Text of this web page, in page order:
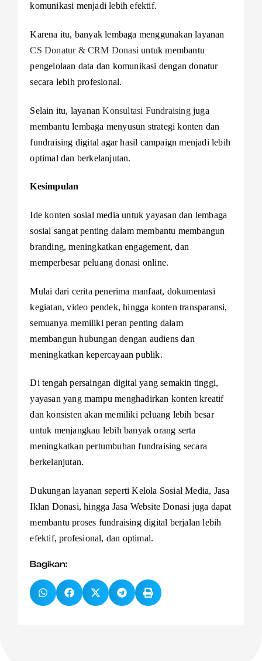
komunikasi menjadi lebih efektif.
Karena itu, banyak lembaga menggunakan layanan
CS Donatur & CRM Donasi untuk membantu
pengelolaan data dan komunikasi dengan donatur
secara lebih profesional.
Selain itu, layananKonsultasi Fundraisingjuga
membantu lembaga menyusun strategi konten dan
fundraising digital agar hasil campaign menjadi lebih
optimal dan berkelanjutan.
Kesimpulan
Ide konten sosial media untuk yayasan dan lembaga
sosial sangat penting dalam membantu membangun
branding, meningkatkan engagement, dan
memperbesar peluang donasi online.
Mulai dari cerita penerima manfaat, dokumentasi
kegiatan, video pendek, hingga konten transparansi,
semuanya memiliki peran penting dalam
membangun hubungan dengan audiens dan
meningkatkan kepercayaan publik.
Di tengah persaingan digital yang semakin tinggi,
yayasan yang mampu menghadirkan konten kreatif
dan konsisten akan memiliki peluang lebih besar
untuk menjangkau lebih banyak orang serta
meningkatkan pertumbuhan fundraising secara
berkelanjutan.
Dukungan layanan seperti Kelola Sosial Media, Jasa
Iklan Donasi, hingga Jasa Website Donasi juga dapat
membantu proses fundraising digital berjalan lebih
efektif, profesional, dan optimal.
Bagikan: